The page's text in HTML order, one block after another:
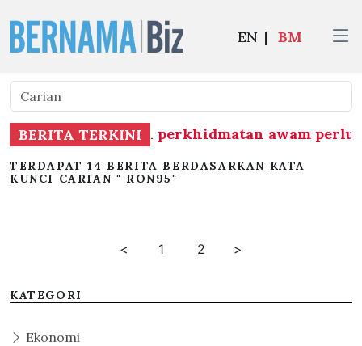
EN | BM
BERITA TERKINI
kerajaan, namun perkhidmatan awam
TERDAPAT 14 BERITA BERDASARKAN KATA
KUNCI CARIAN " RON95"
< 1 2 >
KATEGORI
Ekonomi